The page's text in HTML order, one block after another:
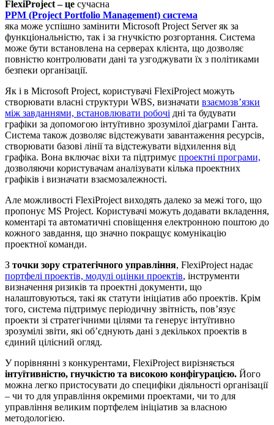
FlexiProject – це сучасна
PPM (Project Portfolio Management) система
яка може успішно замінити Microsoft Project Server як за
функціональністю, так і за гнучкістю розгортання. Система
може бути встановлена на серверах клієнта, що дозволяє
повністю контролювати дані та узгоджувати їх з політиками
безпеки організації.
Як і в Microsoft Project, користувачі FlexiProject можуть
створювати власні структури WBS, визначати взаємозв’язки
між завданнями, встановлювати робочі дні та будувати
графіки за допомогою інтуїтивно зрозумілої діаграми Ганта.
Система також дозволяє відстежувати завантаження ресурсів,
створювати базові лінії та відстежувати відхилення від
графіка. Вона включає віхи та підтримує проектні програми,
дозволяючи користувачам аналізувати кілька проектних
графіків і визначати взаємозалежності.
Але можливості FlexiProject виходять далеко за межі того, що
пропонує MS Project. Користувачі можуть додавати вкладення,
коментарі та автоматичні сповіщення електронною поштою до
кожного завдання, що значно покращує комунікацію
проектної команди.
З точки зору стратегічного управління, FlexiProject надає
портфелі проектів, модулі оцінки проектів, інструменти
визначення ризиків та проектні документи, що
налаштовуються, такі як статути ініціатив або проектів. Крім
того, система підтримує періодичну звітність, пов’язує
проекти зі стратегічними цілями та генерує інтуїтивно
зрозумілі звіти, які об’єднують дані з декількох проектів в
єдиний цілісний огляд.
У порівнянні з конкурентами, FlexiProject вирізняється
інтуїтивністю, гнучкістю та високою конфігурацією. Його
можна легко пристосувати до специфіки діяльності організації
– чи то для управління окремими проектами, чи то для
управління великим портфелем ініціатив за власною
методологією.